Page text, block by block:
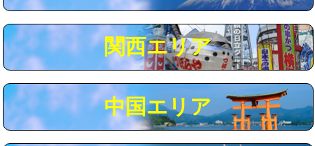
モルタル補修（厚さ10㎝まで） 27,500円
モルタル補修（厚さ10㎝超え） 38,500円
追加人工 16,500円
現場見積
※給水管工事は20mmまでの価格です。
関西エリア
中国エリア